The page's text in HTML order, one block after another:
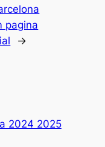
pagina
→
2024 2025